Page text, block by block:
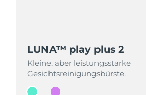
LUNA™ play plus 2
Kleine, aber leistungsstarke
Gesichtsreinigungsbürste.
LUNA™ play plus 2
Kleine, aber leistungsstarke
Gesichtsreinigungsbürste.